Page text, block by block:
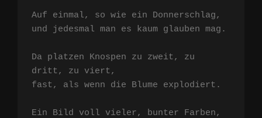
Auf einmal, so wie ein Donnerschlag,
und jedesmal man es kaum glauben mag.
Da platzen Knospen zu zweit, zu
dritt, zu viert,
fast, als wenn die Blume explodiert.
Ein Bild voll vieler, bunter Farben,